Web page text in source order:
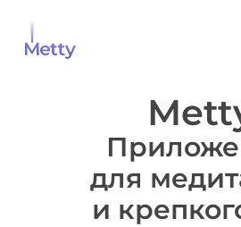
для
и